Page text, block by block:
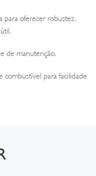
para oferecer robustez,
de manutenção.
combustível para facilidade